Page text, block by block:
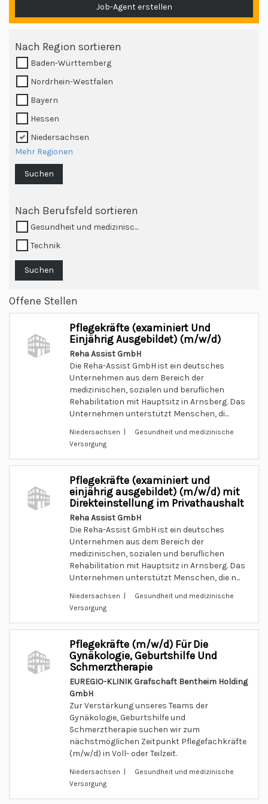
Job-Agent erstellen
Nach Region sortieren
Baden-Württemberg
Nordrhein-Westfalen
Bayern
Hessen
Niedersachsen
Mehr Regionen
Suchen
Nach Berufsfeld sortieren
Gesundheit und medizinisc...
Technik
Suchen
Offene Stellen
Pflegekräfte (examiniert Und
Einjährig Ausgebildet) (m/w/d)
Reha Assist GmbH
Die Reha-Assist GmbH ist ein deutsches
Unternehmen aus dem Bereich der
medizinischen, sozialen und beruflichen
Rehabilitation mit Hauptsitz in Arnsberg. Das
Unternehmen unterstützt Menschen, di...
Niedersachsen | Gesundheit und medizinische
Versorgung
Pflegekräfte (examiniert und
einjährig ausgebildet) (m/w/d) mit
Direkteinstellung im Privathaushalt
Reha Assist GmbH
Die Reha-Assist GmbH ist ein deutsches
Unternehmen aus dem Bereich der
medizinischen, sozialen und beruflichen
Rehabilitation mit Hauptsitz in Arnsberg. Das
Unternehmen unterstützt Menschen, die n...
Niedersachsen | Gesundheit und medizinische
Versorgung
Pflegekräfte (m/w/d) Für Die
Gynäkologie, Geburtshilfe Und
Schmerztherapie
EUREGIO-KLINIK Grafschaft Bentheim Holding
GmbH
Zur Verstärkung unseres Teams der
Gynäkologie, Geburtshilfe und
Schmerztherapie suchen wir zum
nächstmöglichen Zeitpunkt Pflegefachkräfte
(m/w/d) in Voll- oder Teilzeit.
Niedersachsen | Gesundheit und medizinische
Versorgung